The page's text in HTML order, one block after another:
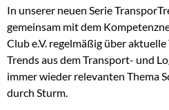
In unserer neuen Serie
gemeinsam mit dem
Club e.V. regelmäßig über
Trends aus dem Transport- und
immer wieder relevanten Thema
durch Sturm.